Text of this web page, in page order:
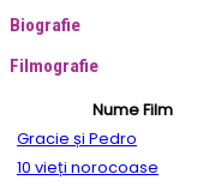
Biografie
Filmografie
Nume Film
Gracie și Pedro
10 vieți norocoase